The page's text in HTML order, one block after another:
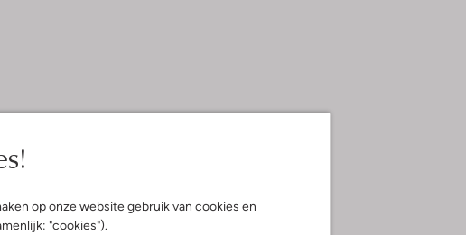
op onze website gebruik van cookies en
"cookies").